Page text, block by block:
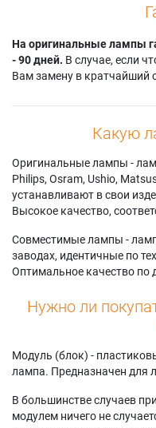
Panasonic PT-
DW830ELS
Panasonic PT-
Panasonic PT-
DW830EW
Panasonic PT-
DW830EWJ
DW830K (TWIN
PACK)
Panasonic PT-
Panasonic PT-
DW830L
Panasonic PT-
Panasonic PT-
DW830LK (TWIN
На оригинальные лампы
- 90 дней. В случае, если
Вам замену в кратчайший
Какую
Оригинальные лампы -
Philips, Osram, Ushio,
устанавливают в свои
Высокое качество,
Совместимые лампы -
заводах, идентичные по
Оптимальное качество по
Нужно ли
Модуль (блок) -
лампа. Предназначен для
В большинстве случаев
модулем ничего не